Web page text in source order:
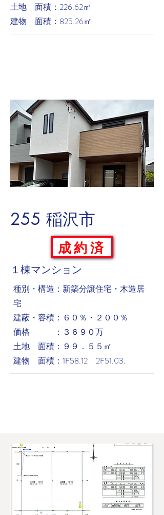
土地 面積：226.62㎡
建物 面積：825.26㎡
255 稲沢市
成約済
１棟マンション
​種別・構造：新築分譲住宅・木造居
宅
建蔽・容積：６０％・２００％
価格 ：３６９０万
土地 面積：９９．５５㎡
建物 面積：1F58.12 2F51.03.